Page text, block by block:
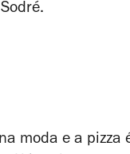
moda e a